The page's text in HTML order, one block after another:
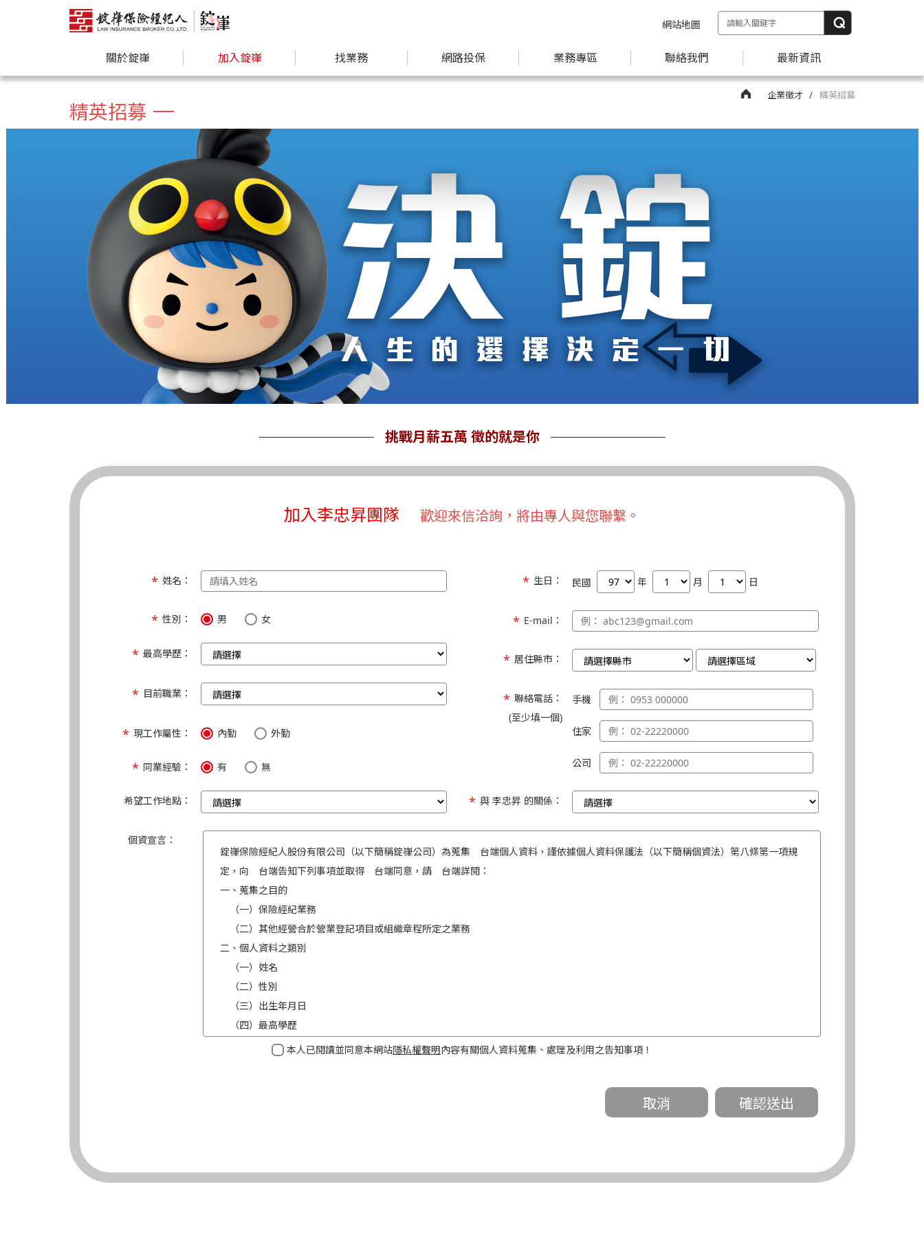
網站地圖
關於錠嵂 加入錠嵂 找業務 網路投保 業務專區 聯絡我們 最新資訊
企業徵才 精英招募
精英招募
挑戰月薪五萬 徵的就是你
加入李忠昇團隊 歡迎來信洽詢，將由專人與您聯繫。
姓名：
性別： 男 女
最高學歷：
目前職業：
現工作屬性： 內勤 外勤
同業經驗： 有 無
希望工作地點：
生日： 民國 年 月 日
E-mail：
居住縣市：
聯絡電話：
(至少填一個)
手機
住家
公司
與 李忠昇 的關係：
個資宣言：
錠嵂保險經紀人股份有限公司（以下簡稱錠嵂公司）為蒐集 台端個人資料，謹依據個人資料保護法（以下簡稱個資法）第八條第一項規
定，向 台端告知下列事項並取得 台端同意，請 台端詳閱：
一、蒐集之目的
（一）保險經紀業務
（二）其他經營合於營業登記項目或組織章程所定之業務
二、個人資料之類別
（一）姓名
（二）性別
（三）出生年月日
（四）最高學歷
（五）目前職業及工作屬性
本人已閱讀並同意本網站隱私權聲明內容有關個人資料蒐集、處理及利用之告知事項！